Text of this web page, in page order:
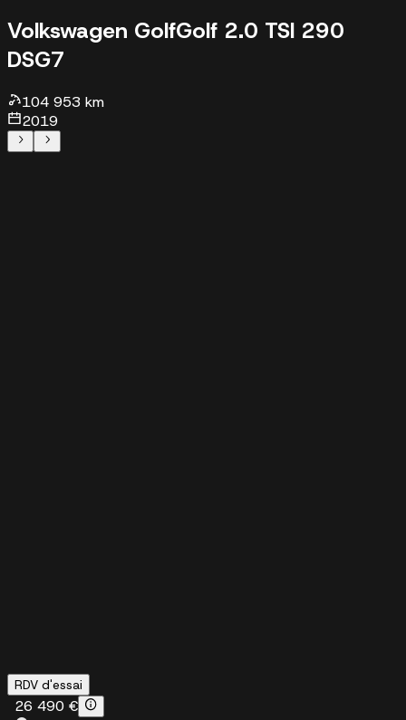
Volkswagen GolfGolf 2.0 TSI 290
DSG7
104 953 km
2019
RDV d'essai
26 490 €